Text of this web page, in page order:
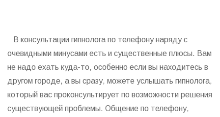
В консультации гипнолога по телефону наряду с
очевидными минусами есть и существенные плюсы. Вам
не надо ехать куда-то, особенно если вы находитесь в
другом городе, а вы сразу, можете услышать гипнолога,
который вас проконсультирует по возможности решения
существующей проблемы. Общение по телефону,